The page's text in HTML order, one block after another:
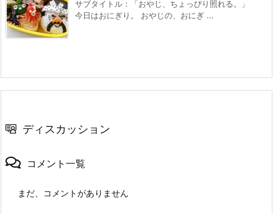
サブタイトル：「おやじ、ちょっぴり照れる。」
今日はおにぎり。 おやじの、おにぎ ...
ディスカッション
コメント一覧
まだ、コメントがありません